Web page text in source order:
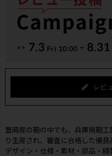
レビ
豊岡産の鞄の中でも、兵庫県鞄
り生産され、審査に合格した優良
デザイン・仕様・素材・部品・